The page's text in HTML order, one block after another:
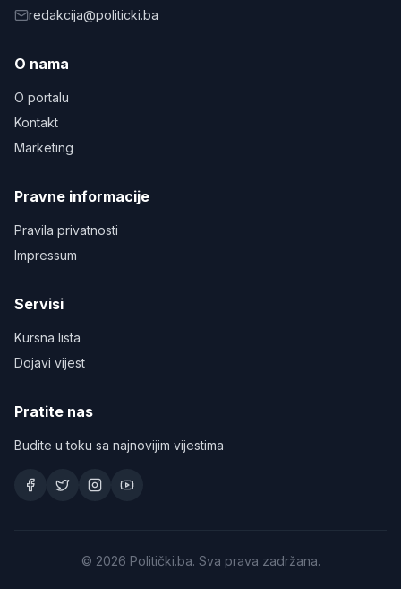
redakcija@politicki.ba
O nama
O portalu
Kontakt
Marketing
Pravne informacije
Pravila privatnosti
Impressum
Servisi
Kursna lista
Dojavi vijest
Pratite nas
Budite u toku sa najnovijim vijestima
© 2026 Politički.ba. Sva prava zadržana.